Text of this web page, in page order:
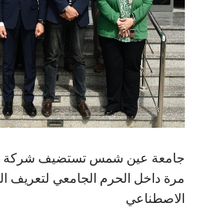
سجل
جامعة عين شمس تستضيف شركة
مرة داخل الحرم الجامعي لتعريف
الاصطناعي